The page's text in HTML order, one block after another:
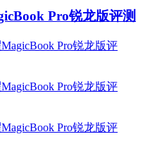
Pro锐龙版评测